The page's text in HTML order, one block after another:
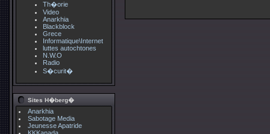
Th�orie
Video
Anarkhia
Blackblock
Grece
Informatique\Internet
luttes autochtones
N.W.O
Radio
S�curit�
Sites H�berg�
Anarkhia
Sabotage Media
Jeunesse Apatride